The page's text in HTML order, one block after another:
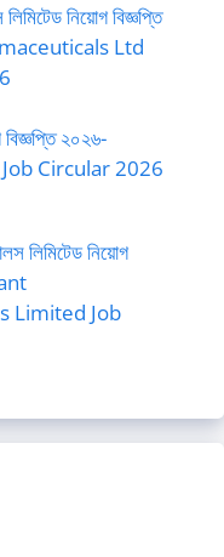
লিমিটেড নিয়োগ বিজ্ঞপ্তি
Ltd
বিজ্ঞপ্তি ২০২৬-
Circular 2026
লিমিটেড নিয়োগ
Limited Job